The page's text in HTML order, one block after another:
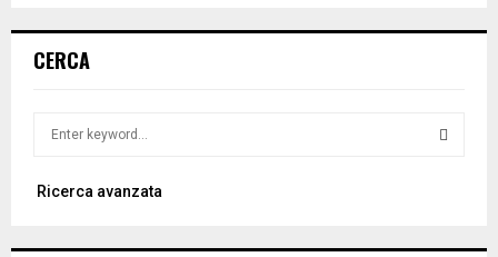
CERCA
rRicerca avanzata